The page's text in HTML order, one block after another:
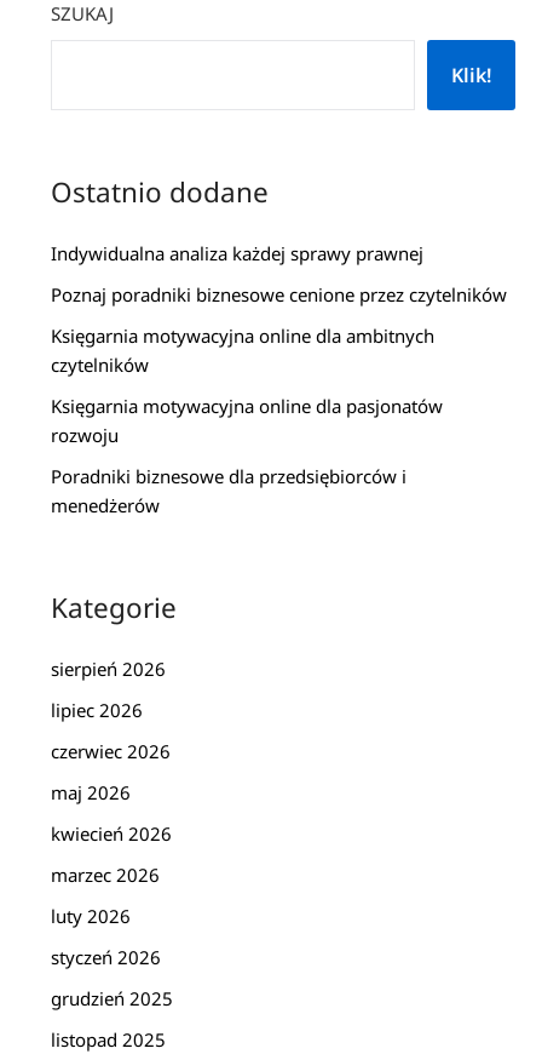
SZUKAJ
Klik!
Ostatnio dodane
Indywidualna analiza każdej sprawy prawnej
Poznaj poradniki biznesowe cenione przez czytelników
Księgarnia motywacyjna online dla ambitnych
czytelników
Księgarnia motywacyjna online dla pasjonatów
rozwoju
Poradniki biznesowe dla przedsiębiorców i
menedżerów
Kategorie
sierpień 2026
lipiec 2026
czerwiec 2026
maj 2026
kwiecień 2026
marzec 2026
luty 2026
styczeń 2026
grudzień 2025
listopad 2025